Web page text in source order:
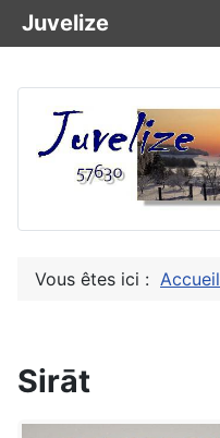
Vous êtes ici : Accueil
Sirāt
Juvelize